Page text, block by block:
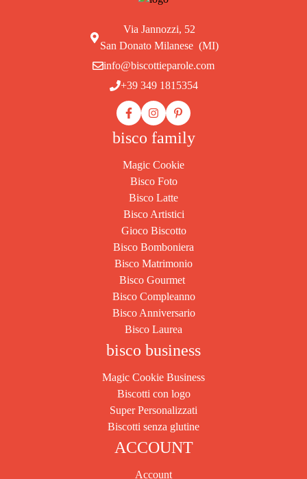
Via Jannozzi, 52
San Donato Milanese (MI)
info@biscottieparole.com
+39 349 1815354
bisco family
Magic Cookie
Bisco Foto
Bisco Latte
Bisco Artistici
Gioco Biscotto
Bisco Bomboniera
Bisco Matrimonio
Bisco Gourmet
Bisco Compleanno
Bisco Anniversario
Bisco Laurea
bisco business
Magic Cookie Business
Biscotti con logo
Super Personalizzati
Biscotti senza glutine
ACCOUNT
Account